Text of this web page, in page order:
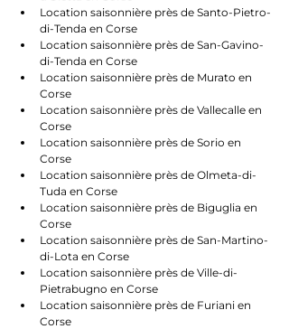
Location saisonnière près de Santo-Pietro-
di-Tenda en Corse
Location saisonnière près de San-Gavino-
di-Tenda en Corse
Location saisonnière près de Murato en
Corse
Location saisonnière près de Vallecalle en
Corse
Location saisonnière près de Sorio en
Corse
Location saisonnière près de Olmeta-di-
Tuda en Corse
Location saisonnière près de Biguglia en
Corse
Location saisonnière près de San-Martino-
di-Lota en Corse
Location saisonnière près de Ville-di-
Pietrabugno en Corse
Location saisonnière près de Furiani en
Corse